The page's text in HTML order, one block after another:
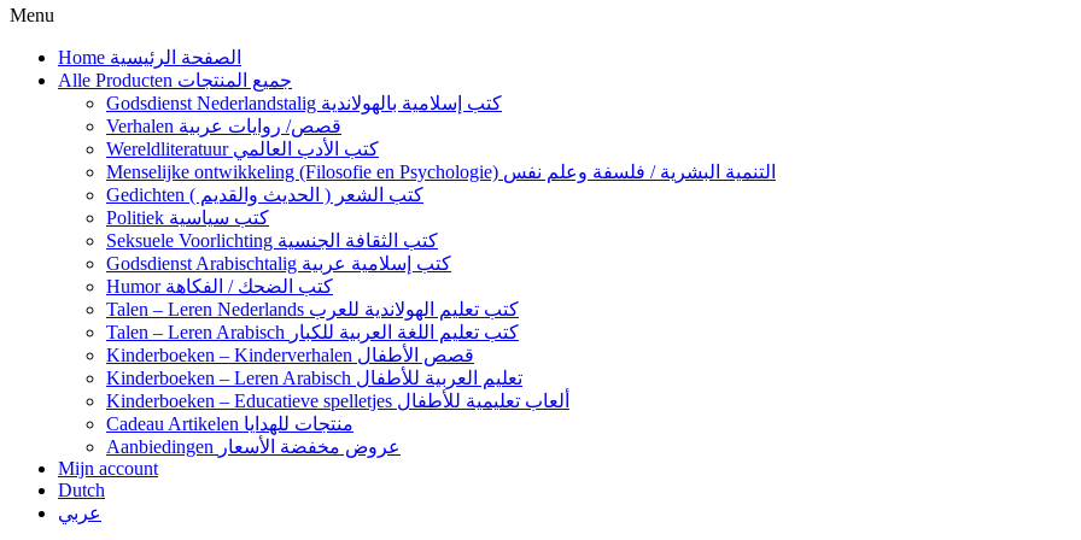
Menu
Home الصفحة الرئيسية
Alle Producten جميع المنتجات
Godsdienst Nederlandstalig كتب إسلامية بالهولاندية
Verhalen قصص/ روايات عربية
Wereldliteratuur كتب الأدب العالمي
Menselijke ontwikkeling (Filosofie en Psychologie) التنمية البشرية / فلسفة وعلم نفس
Gedichten كتب الشعر ( الحديث والقديم )
Politiek كتب سياسية
Seksuele Voorlichting كتب الثقافة الجنسية
Godsdienst Arabischtalig كتب إسلامية عربية
Humor كتب الضحك / الفكاهة
Talen – Leren Nederlands كتب تعليم الهولاندية للعرب
Talen – Leren Arabisch كتب تعليم اللغة العربية للكبار
Kinderboeken – Kinderverhalen قصص الأطفال
Kinderboeken – Leren Arabisch تعليم العربية للأطفال
Kinderboeken – Educatieve spelletjes ألعاب تعليمية للأطفال
Cadeau Artikelen منتجات للهدايا
Aanbiedingen عروض مخفضة الأسعار
Mijn account
Dutch
عربي